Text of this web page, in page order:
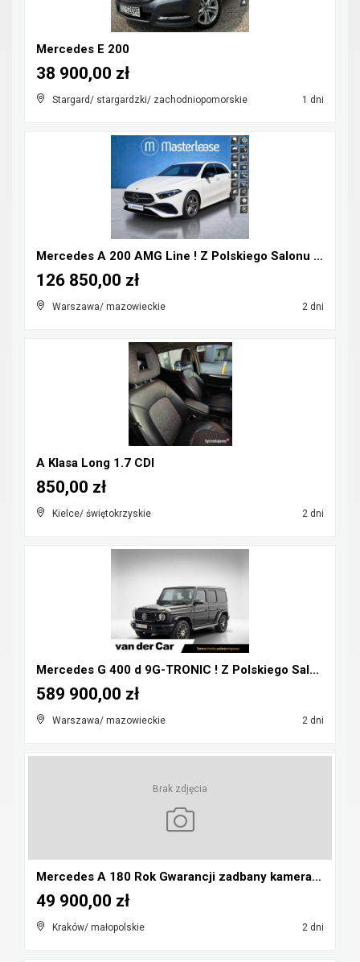
Mercedes E 200
Stargard/ stargardzki/ zachodniopomorskie 1 dni
38 900,00 zł
Mercedes A 200 AMG Line ! Z Polskiego Salonu ! Fak...
Warszawa/ mazowieckie 2 dni
126 850,00 zł
A Klasa Long 1.7 CDI
Kielce/ świętokrzyskie 2 dni
850,00 zł
Mercedes G 400 d 9G-TRONIC ! Z Polskiego Salonu ! ...
Warszawa/ mazowieckie 2 dni
589 900,00 zł
Brak zdjęcia
Mercedes A 180 Rok Gwarancji zadbany kamera pdc au...
Kraków/ małopolskie 2 dni
49 900,00 zł